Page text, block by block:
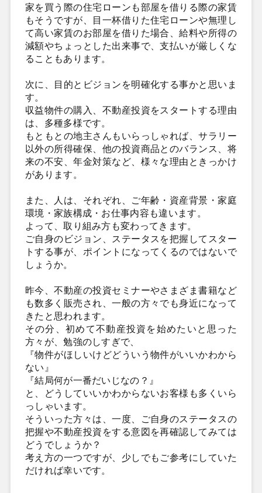
家を買う際の住宅ローンも部屋を借りる際の家賃
もそうですが、目一杯借りた住宅ローンや無理し
て高い家賃のお部屋を借りた場合、給料や所得の
減額やちょっとした出来事で、支払いが厳しくな
ることもあります。
次に、目的とビジョンを明確化する事かと思いま
す。
収益物件の購入、不動産投資をスタートする理由
は、多種多様です。
もともとの地主さんもいらっしゃれば、サラリー
以外の所得確保、他の投資商品とのバランス、将
来の不安、年金対策など、様々な理由ときっかけ
があります。
また、人は、それぞれ、ご年齢・資産背景・家庭
環境・家族構成・お仕事内容も違います。
よって、取り組み方も変わってきます。
ご自身のビジョン、ステータスを把握してスター
トする事が、ポイントになってくるのではないで
しょうか。
昨今、不動産の投資セミナーやさまざま書籍など
も数多く販売され、一般の方々でも身近になって
きたと思われます。
その分、初めて不動産投資を始めたいと思った
方々が、勉強のしすぎで、
『物件がほしいけどどういう物件がいいかわから
ない』
『結局何が一番だいじなの？』
と、どうしていいかわからないお客様も多くいら
っしゃいます。
そういった方々は、一度、ご自身のステータスの
把握や不動産投資をする意図を再確認してみては
どうでしょうか？
考え方の一つですが、少しでもご参考にしていた
だければ幸いです。